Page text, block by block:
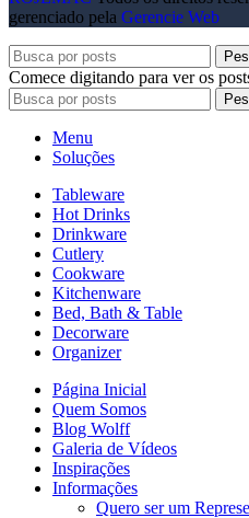
gerenciado pela Gerencie Web
Comece digitando para ver os
Menu
Soluções
Tableware
Hot Drinks
Drinkware
Cutlery
Cookware
Kitchenware
Bed, Bath & Table
Decorware
Organizer
Página Inicial
Quem Somos
Blog Wolff
Galeria de Vídeos
Inspirações
Informações
Quero ser um